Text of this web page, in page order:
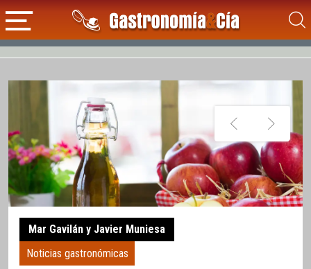
Mar Gavilán y Javier Muniesa
Noticias gastronómicas